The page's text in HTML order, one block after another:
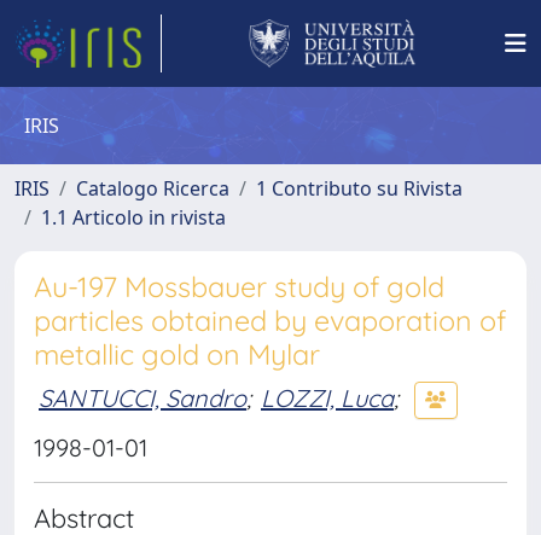
IRIS
IRIS Catalogo Ricerca
1 Contributo su Rivista
1.1 Articolo in rivista
Au-197 Mossbauer study of gold
particles obtained by evaporation of
metallic gold on Mylar
SANTUCCI, Sandro; LOZZI, Luca;
1998-01-01
Abstract